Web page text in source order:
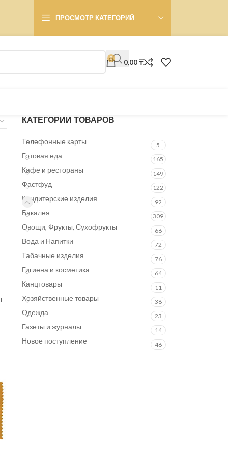
ПРОСМОТР КАТЕГОРИЙ
0 0,00₸
КАТЕГОРИИ ТОВАРОВ
Телефонные карты 5
Готовая еда 165
Кафе и рестораны 149
Фастфуд 122
Кондитерские изделия 92
Бакалея 309
Овощи, Фрукты, Сухофрукты 66
Вода и Напитки 72
Табачные изделия 76
Гигиена и косметика 64
Канцтовары 11
Хозяйственные товары 38
Одежда 23
Газеты и журналы 14
Новое поступление 46